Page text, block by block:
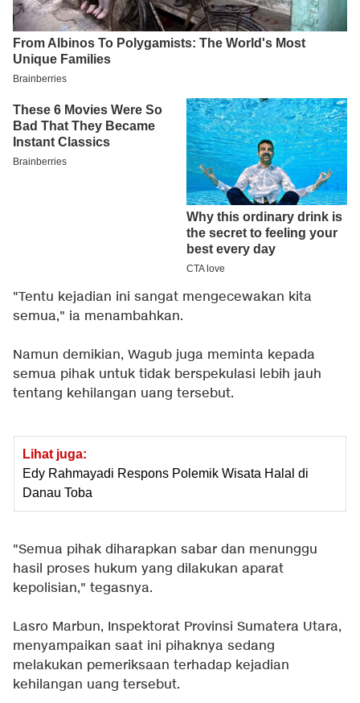
"Tentu kejadian ini sangat mengecewakan kita
semua," ia menambahkan.
Namun demikian, Wagub juga meminta kepada
semua pihak untuk tidak berspekulasi lebih jauh
tentang kehilangan uang tersebut.
Lihat juga:
Edy Rahmayadi Respons Polemik Wisata Halal di
Danau Toba
"Semua pihak diharapkan sabar dan menunggu
hasil proses hukum yang dilakukan aparat
kepolisian," tegasnya.
Lasro Marbun, Inspektorat Provinsi Sumatera Utara,
menyampaikan saat ini pihaknya sedang
melakukan pemeriksaan terhadap kejadian
kehilangan uang tersebut.